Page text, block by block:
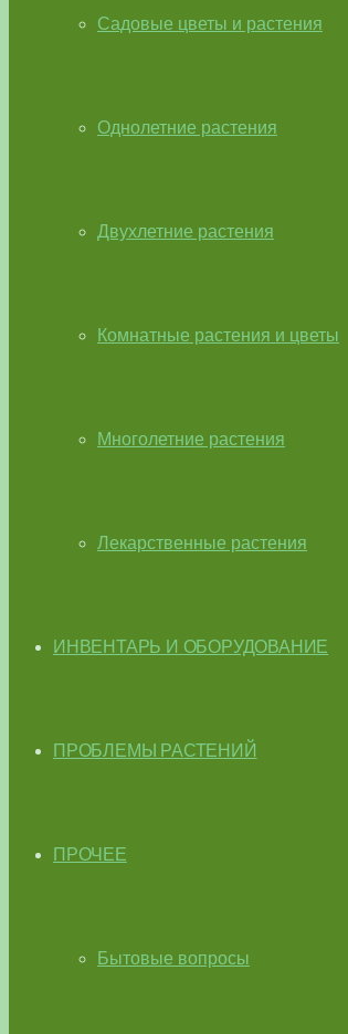
Садовые цветы и растения
Однолетние растения
Двухлетние растения
Комнатные растения и цветы
Многолетние растения
Лекарственные растения
ИНВЕНТАРЬ И ОБОРУДОВАНИЕ
ПРОБЛЕМЫ РАСТЕНИЙ
ПРОЧЕЕ
Бытовые вопросы